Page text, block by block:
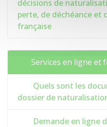
décisions de
perte, de déchéance
française
Services en ligne et
Quels sont les
dossier de
Demande en ligne